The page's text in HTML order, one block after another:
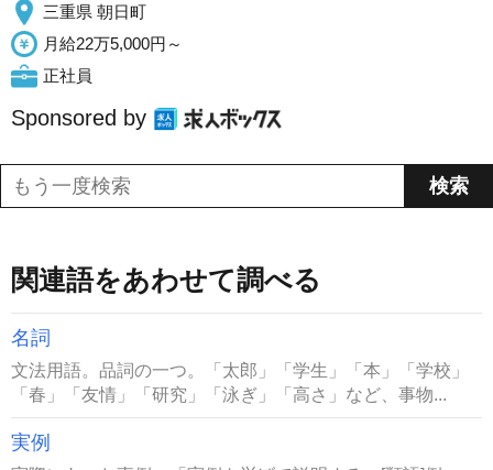
三重県 朝日町
月給22万5,000円～
正社員
Sponsored by
関連語をあわせて調べる
名詞
文法用語。品詞の一つ。「太郎」「学生」「本」「学校」
「春」「友情」「研究」「泳ぎ」「高さ」など、事物...
実例